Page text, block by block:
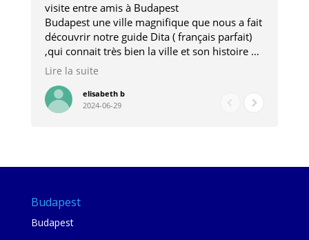
visite entre amis à Budapest
Budapest une ville magnifique que nous a fait
découvrir notre guide Dita ( français parfait)
,qui connait très bien la ville et son histoire et
qui nous a permis d'accéder à des lieux
pour les restaurants . A la fin de notre séjour
nous étions plus avec une amie qu' une guide
Lire la suite
elisabeth b
2024-06-29
Budapest
Budapest